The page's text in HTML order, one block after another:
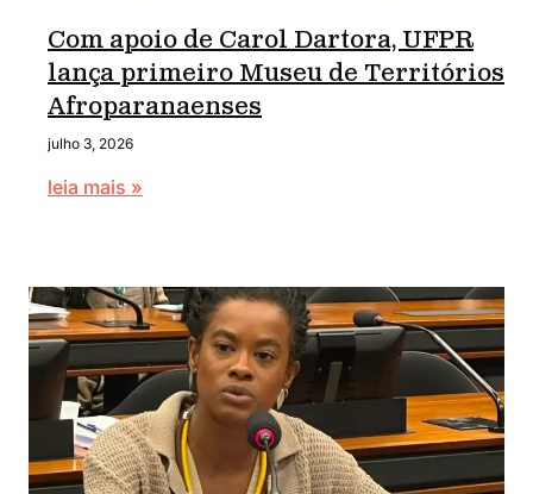
Com apoio de Carol Dartora, UFPR
lança primeiro Museu de Territórios
Afroparanaenses
julho 3, 2026
leia mais »